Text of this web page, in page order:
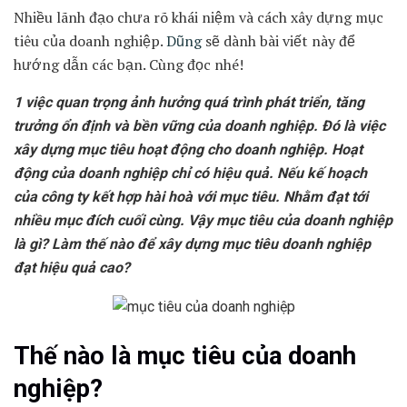
Nhiều lãnh đạo chưa rõ khái niệm và cách xây dựng mục
tiêu của doanh nghiệp.Dũngsẽ dành bài viết này để
hướng dẫn các bạn. Cùng đọc nhé!
1 việc quan trọng ảnh hưởng quá trình phát triển, tăng
trưởng ổn định và bền vững của doanh nghiệp. Đó là việc
xây dựng mục tiêu hoạt động cho doanh nghiệp. Hoạt
động của doanh nghiệp chỉ có hiệu quả. Nếu kế hoạch
của công ty kết hợp hài hoà với mục tiêu. Nhằm đạt tới
nhiều mục đích cuối cùng. Vậy mục tiêu của doanh nghiệp
là gì? Làm thế nào để xây dựng mục tiêu doanh nghiệp
đạt hiệu quả cao?
Thế nào là mục tiêu của doanh
nghiệp?